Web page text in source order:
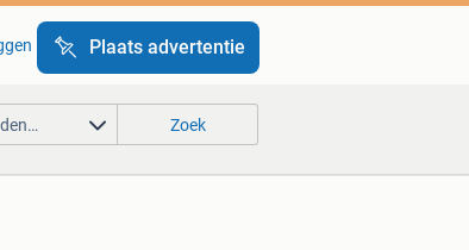
Plaats advertentie
Zoek